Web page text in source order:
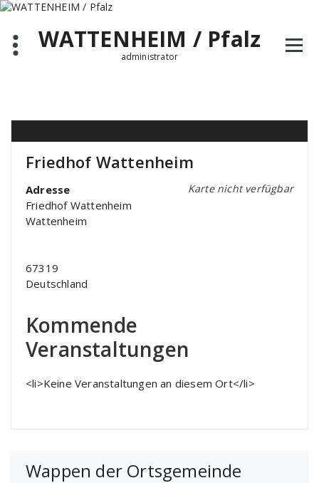
Zum
springenWATTENHEIM / Pfalz
administrator
Friedhof Wattenheim
Karte nicht verfügbar
Adresse
Friedhof Wattenheim
Wattenheim
67319
Deutschland
Kommende
Veranstaltungen
<li>Keine Veranstaltungen an diesem Ort</li>
Wappen der Ortsgemeinde